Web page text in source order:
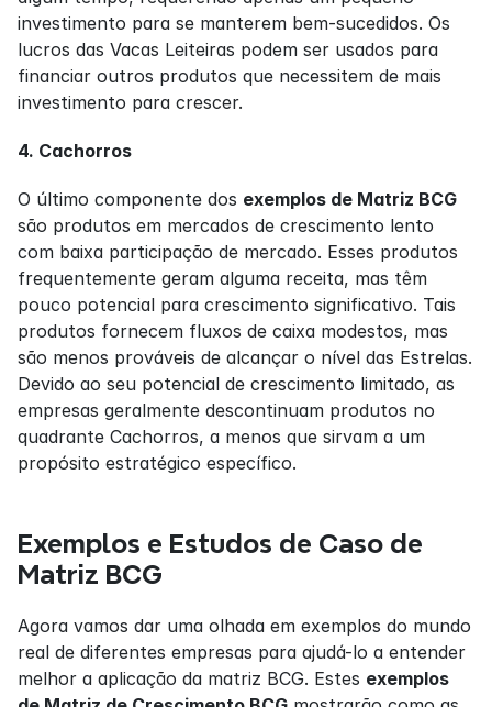
investimento para se manterem bem-sucedidos. Os
lucros das Vacas Leiteiras podem ser usados para
financiar outros produtos que necessitem de mais
investimento para crescer.
4. Cachorros
O último componente dos exemplos de Matriz BCG
são produtos em mercados de crescimento lento
com baixa participação de mercado. Esses produtos
frequentemente geram alguma receita, mas têm
pouco potencial para crescimento significativo. Tais
produtos fornecem fluxos de caixa modestos, mas
são menos prováveis de alcançar o nível das Estrelas.
Devido ao seu potencial de crescimento limitado, as
empresas geralmente descontinuam produtos no
quadrante Cachorros, a menos que sirvam a um
propósito estratégico específico.
Exemplos e Estudos de Caso de
Matriz BCG
Agora vamos dar uma olhada em exemplos do mundo
real de diferentes empresas para ajudá-lo a entender
melhor a aplicação da matriz BCG. Estes exemplos